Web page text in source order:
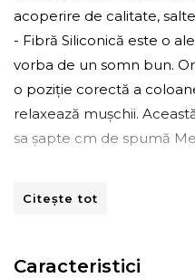
acoperire de calitate,
- Fibră Siliconică este o
vorba de un somn bun.
o poziție corectă a
relaxează mușchii.
sa șapte cm de spumă
pe care orice saltea de
relaxarea încheieturilor.
Citește tot
Caracteristici